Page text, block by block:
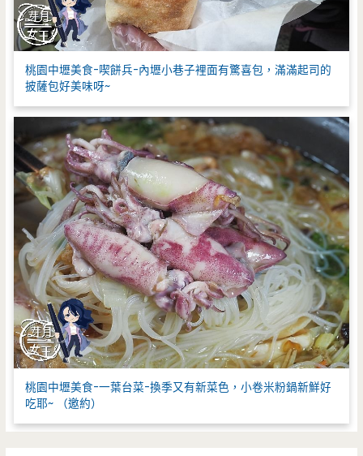
桃園中壢美食-喫餅兵-內壢小巷子裡面有驚喜包，滿滿起司的
披薩包好美味呀~
桃園中壢美食-一葉台菜-換季又有新菜色，小卷米粉鍋新鮮好
吃耶~ （邀約）